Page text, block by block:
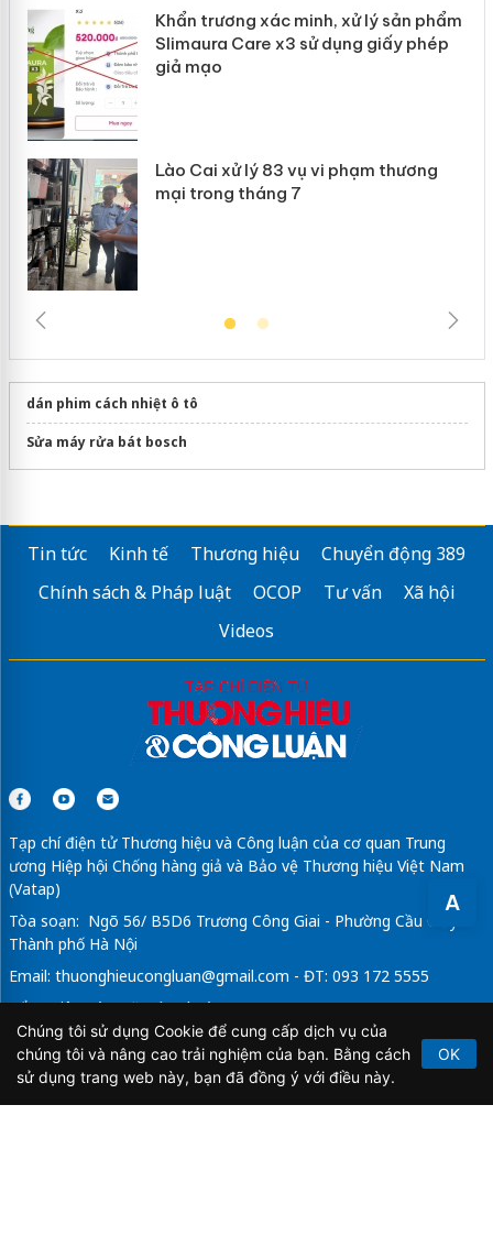
A
Khẩn trương xác minh, xử lý sản phẩm
Slimaura Care x3 sử dụng giấy phép
giả mạo
Lào Cai xử lý 83 vụ vi phạm thương
mại trong tháng 7
dán phim cách nhiệt ô tô
Sửa máy rửa bát bosch
Tin tức Kinh tế Thương hiệu
Chuyển động 389
Chính sách & Pháp luật
OCOP Tư vấn
Xã hội
Videos
Tạp chí điện tử Thương hiệu và Công luận của cơ quan Trung
ương Hiệp hội Chống hàng giả và Bảo vệ Thương hiệu Việt Nam
(Vatap)
Tòa soạn: Ngõ 56/ B5D6 Trương Công Giai - Phường Cầu Giấy -
Thành phố Hà Nội
Email: thuonghieucongluan@gmail.com - ĐT: 093 172 5555
Tổng Biên Tập: Vũ Đức Thuận
Giấy phép hoạt động báo chí điện tử số 64/GP-BTTTT do Bộ
Thông tin và Truyền thông cấp ngày 21/2/2020.
Chúng tôi sử dụng Cookie để cung cấp dịch vụ của
chúng tôi và nâng cao trải nghiệm của bạn. Bằng cách
sử dụng trang web này, bạn đã đồng ý với điều này.
OK